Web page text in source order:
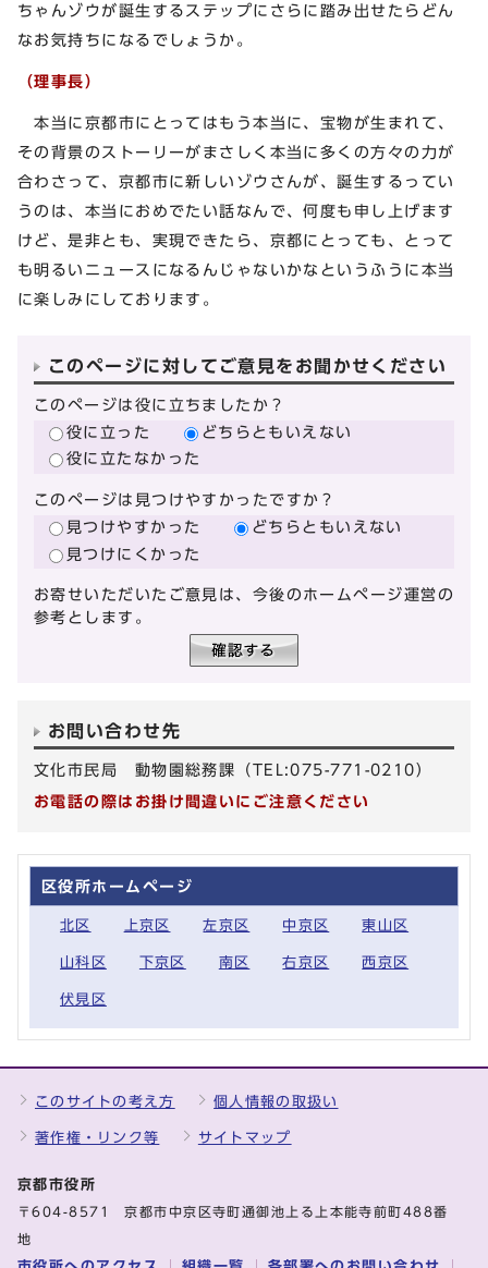
ちゃんゾウが誕生するステップにさらに踏み出せたらどん
なお気持ちになるでしょうか。
（理事長）
本当に京都市にとってはもう本当に、宝物が生まれて、
その背景のストーリーがまさしく本当に多くの方々の力が
合わさって、京都市に新しいゾウさんが、誕生するってい
うのは、本当におめでたい話なんで、何度も申し上げます
けど、是非とも、実現できたら、京都にとっても、とって
も明るいニュースになるんじゃないかなというふうに本当
に楽しみにしております。
このページに対してご意見をお聞かせください
このページは役に立ちましたか？
役に立った
どちらともいえない
役に立たなかった
このページは見つけやすかったですか？
見つけやすかった
どちらともいえない
見つけにくかった
お寄せいただいたご意見は、今後のホームページ運営の
参考とします。
お問い合わせ先
文化市民局 動物園総務課（TEL:075-771-0210）
お電話の際はお掛け間違いにご注意ください
区役所ホームページ
北区 上京区 左京区 中京区 東山区
山科区 下京区 南区 右京区 西京区
伏見区
このサイトの考え方 個人情報の取扱い
著作権・リンク等 サイトマップ
京都市役所
〒604-8571 京都市中京区寺町通御池上る上本能寺前町488番
地